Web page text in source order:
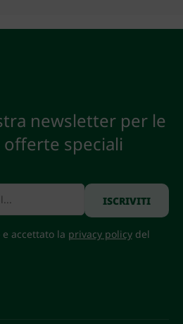
newsletter per le
speciali
accettato la privacy policydel